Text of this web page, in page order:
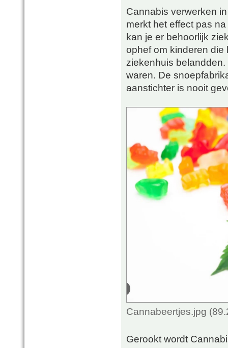
Cannabis verwerken
merkt het effect pas
kan je er behoorlijk
ophef om kinderen
ziekenhuis
waren. De
aanstichter is nooit
Cannabeertjes.jpg
Gerookt wordt